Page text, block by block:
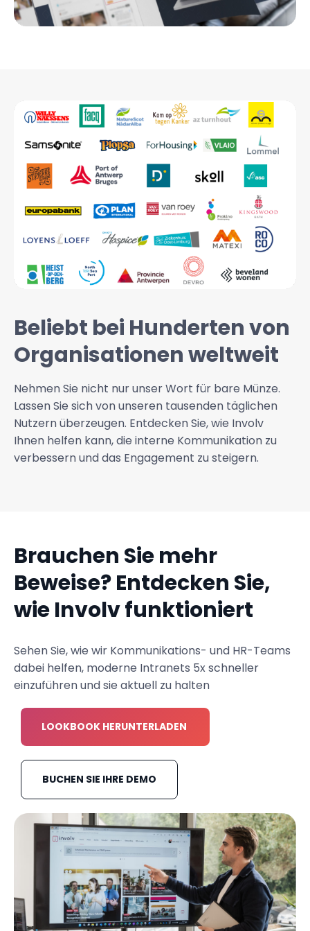
Beliebt bei Hunderten von
Organisationen weltweit
Nehmen Sie nicht nur unser Wort für bare Münze.
Lassen Sie sich von unseren tausenden täglichen
Nutzern überzeugen. Entdecken Sie, wie Involv
Ihnen helfen kann, die interne Kommunikation zu
verbessern und das Engagement zu steigern.
Brauchen Sie mehr
Beweise? Entdecken Sie,
wie Involv funktioniert
Sehen Sie, wie wir Kommunikations- und HR-Teams
dabei helfen, moderne Intranets 5x schneller
einzuführen und sie aktuell zu halten
LOOKBOOK HERUNTERLADEN
BUCHEN SIE IHRE DEMO